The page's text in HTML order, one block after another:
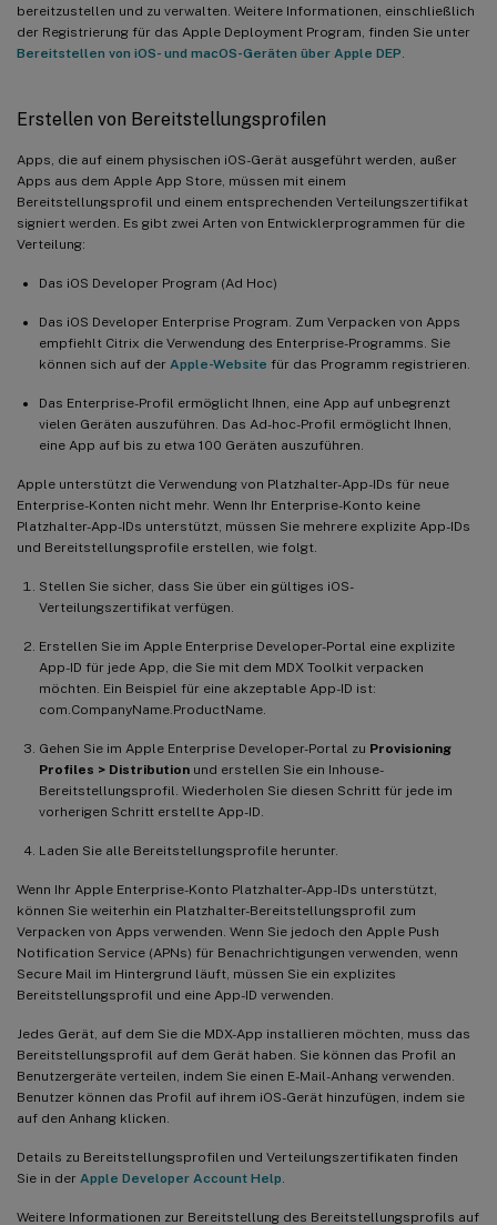
bereitzustellen und zu verwalten. Weitere Informationen, einschließlich
der Registrierung für das Apple Deployment Program, finden Sie unter
Bereitstellen von iOS- und macOS-Geräten über Apple DEP.
Erstellen von Bereitstellungsprofilen
Apps, die auf einem physischen iOS-Gerät ausgeführt werden, außer
Apps aus dem Apple App Store, müssen mit einem
Bereitstellungsprofil und einem entsprechenden Verteilungszertifikat
signiert werden. Es gibt zwei Arten von Entwicklerprogrammen für die
Verteilung:
Das iOS Developer Program (Ad Hoc)
Das iOS Developer Enterprise Program. Zum Verpacken von Apps
empfiehlt Citrix die Verwendung des Enterprise-Programms. Sie
können sich auf der Apple-Website für das Programm registrieren.
Das Enterprise-Profil ermöglicht Ihnen, eine App auf unbegrenzt
vielen Geräten auszuführen. Das Ad-hoc-Profil ermöglicht Ihnen,
eine App auf bis zu etwa 100 Geräten auszuführen.
Apple unterstützt die Verwendung von Platzhalter-App-IDs für neue
Enterprise-Konten nicht mehr. Wenn Ihr Enterprise-Konto keine
Platzhalter-App-IDs unterstützt, müssen Sie mehrere explizite App-IDs
und Bereitstellungsprofile erstellen, wie folgt.
Stellen Sie sicher, dass Sie über ein gültiges iOS-
Verteilungszertifikat verfügen.
Erstellen Sie im Apple Enterprise Developer-Portal eine explizite
App-ID für jede App, die Sie mit dem MDX Toolkit verpacken
möchten. Ein Beispiel für eine akzeptable App-ID ist:
com.CompanyName.ProductName.
Gehen Sie im Apple Enterprise Developer-Portal zu Provisioning
Profiles > Distribution und erstellen Sie ein Inhouse-
Bereitstellungsprofil. Wiederholen Sie diesen Schritt für jede im
vorherigen Schritt erstellte App-ID.
Laden Sie alle Bereitstellungsprofile herunter.
Wenn Ihr Apple Enterprise-Konto Platzhalter-App-IDs unterstützt,
können Sie weiterhin ein Platzhalter-Bereitstellungsprofil zum
Verpacken von Apps verwenden. Wenn Sie jedoch den Apple Push
Notification Service (APNs) für Benachrichtigungen verwenden, wenn
Secure Mail im Hintergrund läuft, müssen Sie ein explizites
Bereitstellungsprofil und eine App-ID verwenden.
Jedes Gerät, auf dem Sie die MDX-App installieren möchten, muss das
Bereitstellungsprofil auf dem Gerät haben. Sie können das Profil an
Benutzergeräte verteilen, indem Sie einen E-Mail-Anhang verwenden.
Benutzer können das Profil auf ihrem iOS-Gerät hinzufügen, indem sie
auf den Anhang klicken.
Details zu Bereitstellungsprofilen und Verteilungszertifikaten finden
Sie in der Apple Developer Account Help.
Weitere Informationen zur Bereitstellung des Bereitstellungsprofils auf